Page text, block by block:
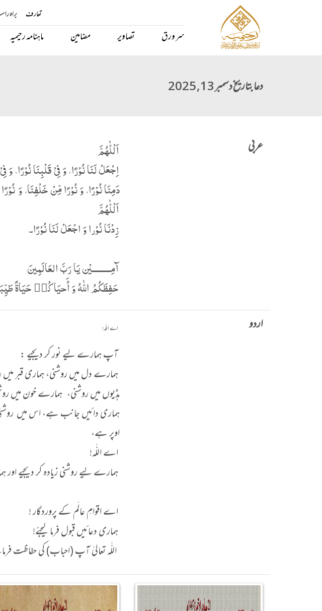
تعارف براہ
سر ورق تصاویر مضامین ماہنامہ رحیمیہ
دعا بتاریخ دسمبر 13, 2025
عربی
اَلْلّٰهُمَّ
اِجْعَلْ لَنَا نُوْرًا، وَ فِیْ قَلْبِنَا نُوْرًا، وَ
دَمِنَا نُوْرًا، وَ نُوْرًا مِّنْ خَلْفِنَا، وَ
اَلْلّٰهُمَّ
زِدْنَا نُوْرا وَ اجْعَلْ لَنَا نُوْرًا۔
آمِـــــــــيْن يَا رَبَّ العَالَمِينَ
حَفِظَكُمُ اللّٰهُ وَ أَحيَاكُم٘ حَيَاةً
اردو اے اللّٰہ!
آپ ہمارے لیے نور کر دیجیے :
ہمارے دل میں روشنی، ہماری قبر
ہڈیوں میں روشنی، ہمارے خون میں
ہماری دائیں جانب ہے، اس میں
اوپر ہے،
اے اللّٰہ!
ہمارے لیے روشنی زیادہ کر دیجیے
اے اقوامِ عالَم کے پروردگار !
ہماری دعائیں قبول فرما لیجئے!
اللّٰہ تعالیٰ آپ (احباب) کی حفاظت